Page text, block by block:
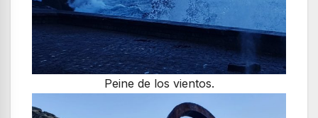
Peine de los vientos.